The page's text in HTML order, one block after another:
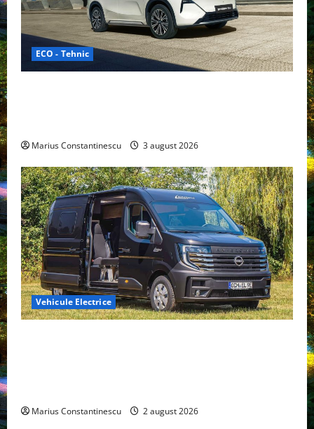
ECO - Tehnic
Marius Constantinescu 3 august 2026
Vehicule Electrice
Marius Constantinescu 2 august 2026